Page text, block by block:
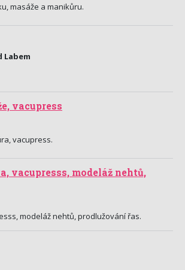
masáže a manikůru.
Labem
vacupress
vacupress.
vacupresss, modeláž nehtů,
modeláž nehtů, prodlužování řas.